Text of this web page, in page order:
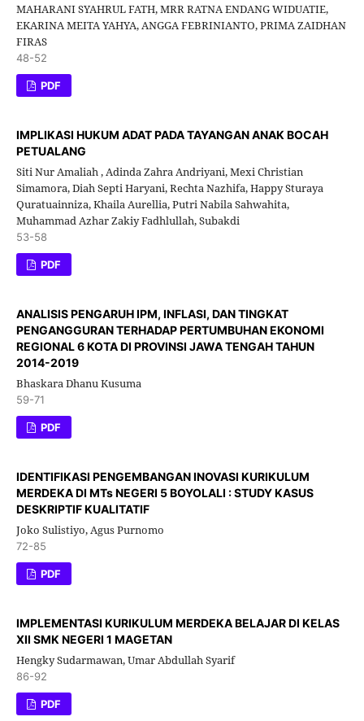
MAHARANI SYAHRUL FATH, MRR RATNA ENDANG WIDUATIE,
EKARINA MEITA YAHYA, ANGGA FEBRINIANTO, PRIMA ZAIDHAN
FIRAS
48-52
PDF
IMPLIKASI HUKUM ADAT PADA TAYANGAN ANAK BOCAH
PETUALANG
Siti Nur Amaliah , Adinda Zahra Andriyani, Mexi Christian
Simamora, Diah Septi Haryani, Rechta Nazhifa, Happy Sturaya
Quratuainniza, Khaila Aurellia, Putri Nabila Sahwahita,
Muhammad Azhar Zakiy Fadhlullah, Subakdi
53-58
PDF
ANALISIS PENGARUH IPM, INFLASI, DAN TINGKAT
PENGANGGURAN TERHADAP PERTUMBUHAN EKONOMI
REGIONAL 6 KOTA DI PROVINSI JAWA TENGAH TAHUN
2014-2019
Bhaskara Dhanu Kusuma
59-71
PDF
IDENTIFIKASI PENGEMBANGAN INOVASI KURIKULUM
MERDEKA DI MTs NEGERI 5 BOYOLALI : STUDY KASUS
DESKRIPTIF KUALITATIF
Joko Sulistiyo, Agus Purnomo
72-85
PDF
IMPLEMENTASI KURIKULUM MERDEKA BELAJAR DI KELAS
XII SMK NEGERI 1 MAGETAN
Hengky Sudarmawan, Umar Abdullah Syarif
86-92
PDF